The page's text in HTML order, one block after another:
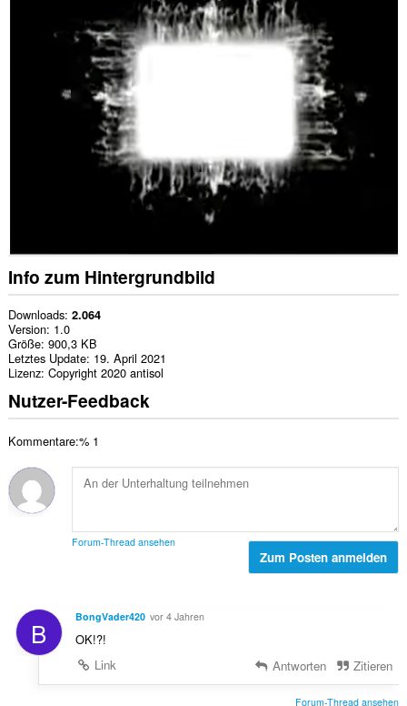
Info zum Hintergrundbild
Downloads 2.064
Version 1.0
Größe 900,3 KB
Letztes Update 19. April 2021
Lizenz Copyright 2020 antisol
Nutzer-Feedback
Kommentare:% 1
Forum-Thread ansehen
Zum Posten anmelden
B BongVader420 vor 4 Jahren
OK!?!
Link
Antworten Zitieren
Forum-Thread ansehen